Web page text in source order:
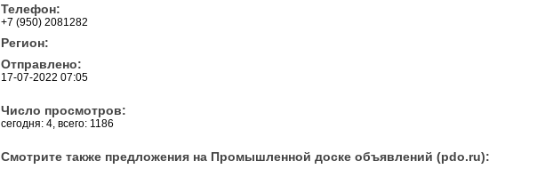
Телефон:
+7 (950) 2081282
Регион:
Отправлено:
17-07-2022 07:05
Число просмотров:
сегодня: 4, всего: 1186
Смотрите также предложения на Промышленной доске объявлений (pdo.ru):